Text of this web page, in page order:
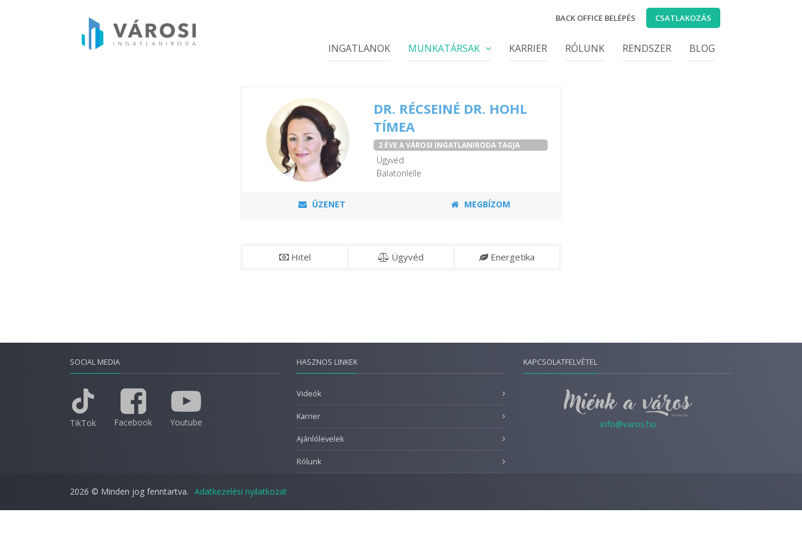
BACK OFFICE BELÉPÉS CSATLAKOZÁS
INGATLANOK MUNKATÁRSAK KARRIER RÓLUNK RENDSZER BLOG
DR. RÉCSEINÉ DR. HOHL
TÍMEA
2 ÉVE A VÁROSI INGATLANIRODA TAGJA
Ügyvéd
Balatonlelle
ÜZENET MEGBÍZOM
Hitel Ügyvéd Energetika
SOCIAL MEDIA
TikTok Facebook Youtube
HASZNOS LINKEK
Videók
Karrier
Ajánlólevelek
Rólunk
KAPCSOLATFELVÉTEL
info@varos.hu
2026 © Minden jog fenntartva. Adatkezelési nyilatkozat